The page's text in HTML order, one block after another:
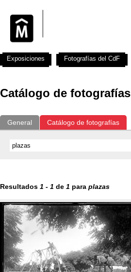
Catálogo de fotografías
General Catálogo de fotografías
Resultados 1 - 1 de 1 para plazas
Exposiciones Fotografías del CdF